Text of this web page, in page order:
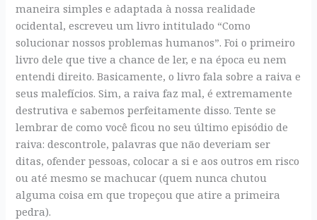
maneira simples e adaptada à nossa realidade
ocidental, escreveu um livro intitulado “Como
solucionar nossos problemas humanos”. Foi o primeiro
livro dele que tive a chance de ler, e na época eu nem
entendi direito. Basicamente, o livro fala sobre a raiva e
seus malefícios. Sim, a raiva faz mal, é extremamente
destrutiva e sabemos perfeitamente disso. Tente se
lembrar de como você ficou no seu último episódio de
raiva: descontrole, palavras que não deveriam ser
ditas, ofender pessoas, colocar a si e aos outros em risco
ou até mesmo se machucar (quem nunca chutou
alguma coisa em que tropeçou que atire a primeira
pedra).